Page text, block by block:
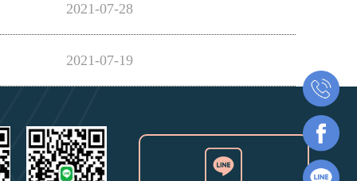
2021-07-28
2021-07-19